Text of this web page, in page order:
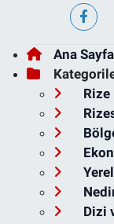
Ana Sayfa
Rize
Dizi